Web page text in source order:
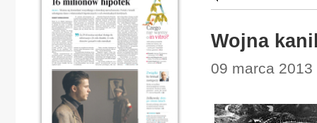
Wojna
09 marca 2013